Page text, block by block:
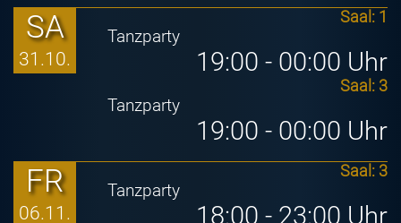
SA
31.10.
Saal: 1
Tanzparty
19:00 - 00:00 Uhr
Saal: 3
Tanzparty
19:00 - 00:00 Uhr
FR
06.11.
Saal: 3
Tanzparty
18:00 - 23:00 Uhr